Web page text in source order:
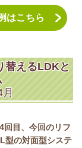
はこちら
替えるLDKと
回目、今回のリフ
型の対面型システ